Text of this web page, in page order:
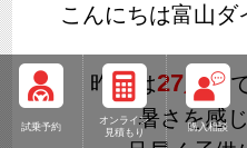
試乗予約
オンライン
見積もり
購入相談
こんにちは富山ダ
昨日は27度ま
暑さを感